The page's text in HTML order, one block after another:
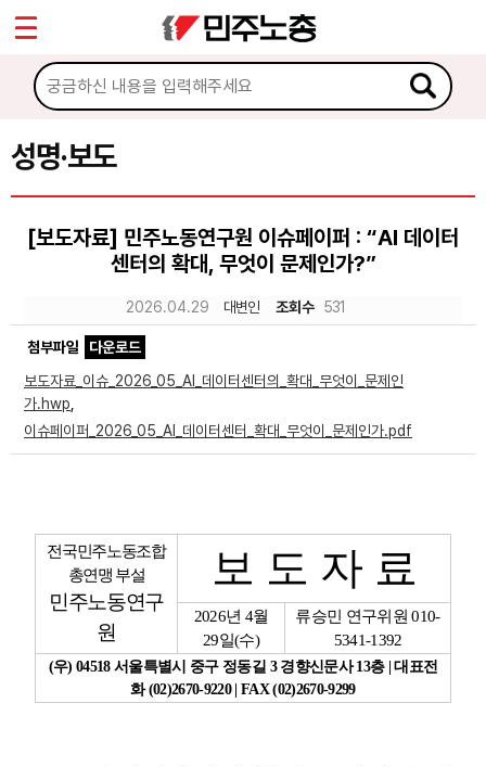
성명·보도
[보도자료] 민주노동연구원 이슈페이퍼 : “AI 데이터
센터의 확대, 무엇이 문제인가?”
2026.04.29 대변인 조회수 531
첨부파일
다운로드
보도자료_이슈_2026_05_AI_데이터센터의_확대_무엇이_문제인
가.hwp
이슈페이퍼_2026_05_AI_데이터센터_확대_무엇이_문제인가.pdf
전국민주노동조합
총연맹 부설
민주노동연구
원
보 도 자 료
2026년 4월
29일(수)
류승민 연구위원010-
5341-1392
(우) 04518서울특별시 중구 정동길 3 경향신문사13층 |대표전
화(02)2670-9220 | FAX (02)2670-9299
마이페이지
소개
소식
공지사항
성명·보도
노동상담
자료
업무
Sketchbook5, 스케치북5
Sketchbook5, 스케치북5